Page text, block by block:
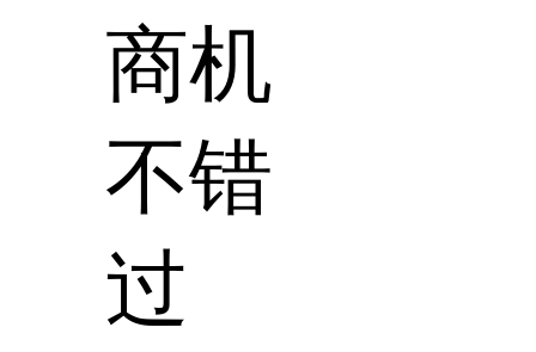
商机
不错
过